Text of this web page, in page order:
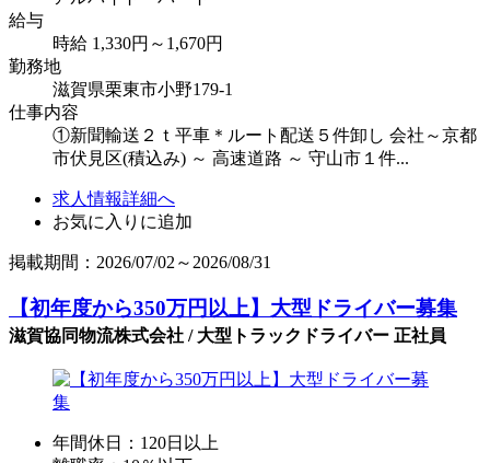
給与
時給 1,330円～1,670円
勤務地
滋賀県栗東市小野179-1
仕事内容
①新聞輸送２ｔ平車＊ルート配送５件卸し 会社～京都
市伏見区(積込み) ～ 高速道路 ～ 守山市１件...
求人情報詳細へ
お気に入りに追加
掲載期間：2026/07/02～2026/08/31
【初年度から350万円以上】大型ドライバー募集
滋賀協同物流株式会社 / 大型トラックドライバー 正社員
年間休日：120日以上